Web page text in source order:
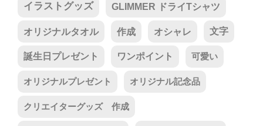
イラストグッズ GLIMMER ドライTシャツ
オリジナルタオル 作成 オシャレ 文字
誕生日プレゼント ワンポイント 可愛い
オリジナルプレゼント オリジナル記念品
クリエイターグッズ 作成